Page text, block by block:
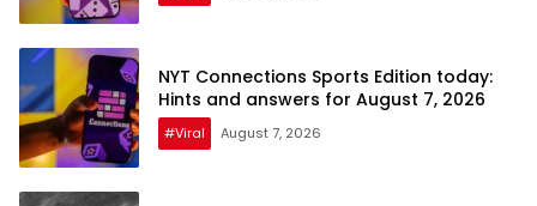
NYT Connections Sports Edition today:
Hints and answers for August 7, 2026
#Viral August 7, 2026